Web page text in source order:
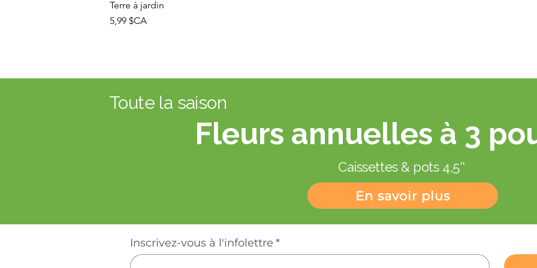
Terre à jardin
Prix
5,99 $CA
Fleurs annuelles à 3
Toute la saison
Caissettes & pots 4,5''
En savoir plus
Inscrivez-vous à l'infolettre *